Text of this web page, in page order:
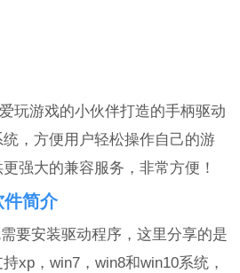
玩游戏的小伙伴打造的手柄驱动
，方便用户轻松操作自己的游
强大的兼容服务，非常方便！
件简介
要安装驱动程序，这里分享的是
xp，win7，win8和win10系统，